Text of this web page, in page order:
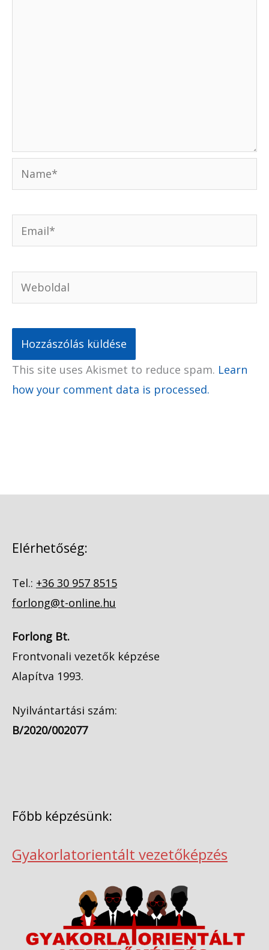
Name*
Email*
Weboldal
This site uses Akismet to reduce spam. Learn
how your comment data is processed.
Elérhetőség:
Tel.: +36 30 957 8515
forlong@t-online.hu
Forlong Bt.
Frontvonali vezetők képzése
Alapítva 1993.
Nyilvántartási szám:
B/2020/002077
Főbb képzésünk:
Gyakorlatorientált vezetőképzés